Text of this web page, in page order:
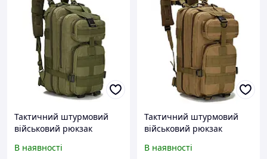
Тактичний штурмовий
військовий рюкзак
В наявності
Тактичний штурмовий
військовий рюкзак
Кайот
В наявності